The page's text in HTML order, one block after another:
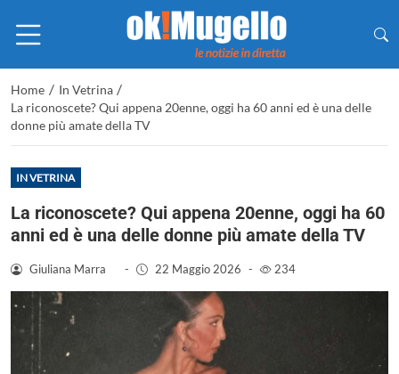
Home / In Vetrina /
La riconoscete? Qui appena 20enne, oggi ha 60 anni ed è una delle
donne più amate della TV
IN VETRINA
La riconoscete? Qui appena 20enne, oggi ha 60
anni ed è una delle donne più amate della TV
Giuliana Marra - 22 Maggio 2026 - 234